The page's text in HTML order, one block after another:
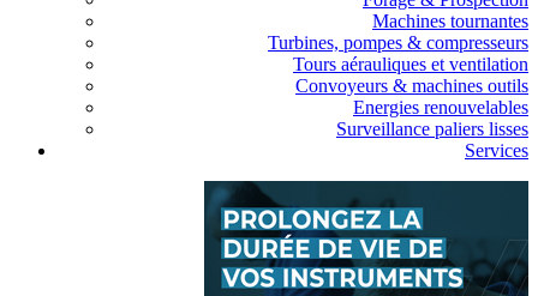
Machines tournantes
Turbines, pompes & compresseurs
Tours aérauliques et ventilation
Convoyeurs & machines outils
Energies renouvelables
Surveillance paliers lisses
Services